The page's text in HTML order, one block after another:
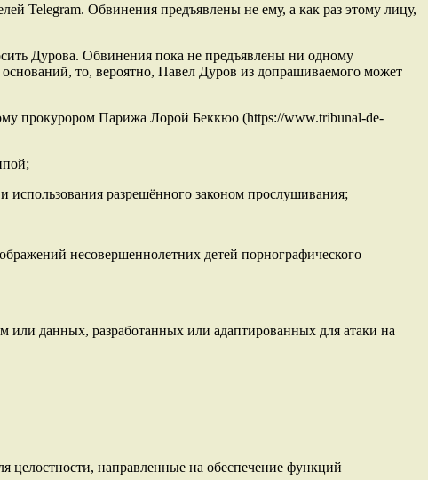
Telegram. Обвинения предъявлены не ему, а как раз этому лицу,
Дурова. Обвинения пока не предъявлены ни одному
оснований, то, вероятно, Павел Дуров из допрашиваемого может
прокурором Парижа Лорой Беккюо (https://www.tribunal-de-
разрешённого законом прослушивания;
несовершеннолетних детей порнографического
или данных, разработанных или адаптированных для атаки на
целостности, направленные на обеспечение функций